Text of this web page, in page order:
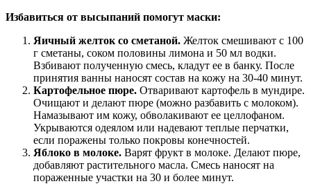
Избавиться от высыпаний помогут маски:
Яичный желток со сметаной. Желток смешивают с 100
г сметаны, соком половины лимона и 50 мл водки.
Взбивают полученную смесь, кладут ее в банку. После
принятия ванны наносят состав на кожу на 30-40 минут.
Картофельное пюре. Отваривают картофель в мундире.
Очищают и делают пюре (можно разбавить с молоком).
Намазывают им кожу, обволакивают ее целлофаном.
Укрываются одеялом или надевают теплые перчатки,
если поражены только покровы конечностей.
Яблоко в молоке. Варят фрукт в молоке. Делают пюре,
добавляют растительного масла. Смесь наносят на
пораженные участки на 30 и более минут.